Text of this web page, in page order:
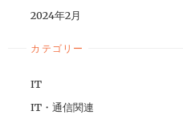
2024年2月
カテゴリー
IT
IT・通信関連